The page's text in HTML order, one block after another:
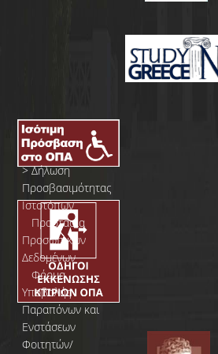
>Δήλωση
Προσβασιμότητας
Ιστοτόπων
Προστασία
Προσωπικών
Δεδομένων
Φόρμα
Yποβολής
Παραπόνων και
Ενστάσεων
Φοιτητών/